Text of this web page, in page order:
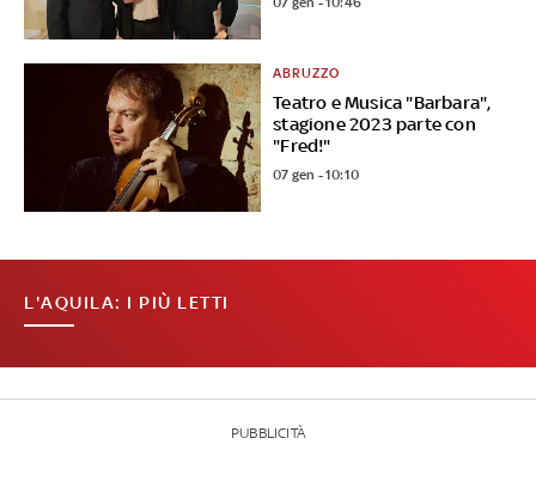
Teatro e Musica "Barbara",
stagione 2023 parte con
"Fred!"
ABRUZZO
07 gen - 10:10
L'AQUILA: I PIÙ LETTI
PUBBLICITÀ